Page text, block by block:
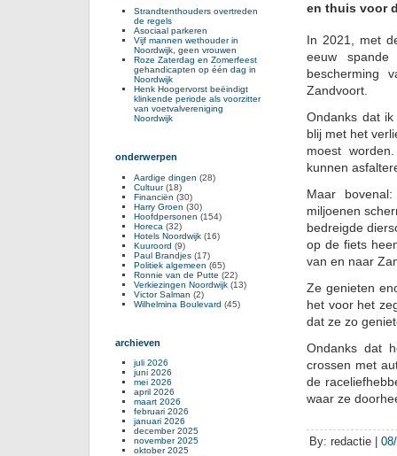
en thuis voor
In 2021, met
eeuw
bescherming
Zandvoort.
Ondanks dat
blij met het
moest
kunnen
Maar
miljoenen
bedreigde
op de fiets
van en naar
Ze genieten
het voor het
dat ze zo
Ondanks dat
crossen met
de
waar ze
By: redactie |
Strandtenthouders overtreden
de regels
Asociaal parkeren
Vijf mannen wethouder in
Noordwijk, geen vrouwen
Roze Zaterdag en Zomerfeest
gehandicapten op één dag in
Noordwijk
Henk Hoogervorst beëindigt
klinkende periode als voorzitter
van voetvalvereniging
Noordwijk
onderwerpen
Aardige dingen (28)
Cultuur(18)
Financiën (30)
Harry Groen (30)
Hoofdpersonen (154)
Horeca (32)
Hotels Noordwijk (16)
Kuuroord (9)
Paul Brandjes (17)
Politiek algemeen (65)
Ronnie van de Putte (22)
Verkiezingen Noordwijk (13)
Victor Salman (2)
Wilhelmina Boulevard (45)
archieven
juli 2026
juni 2026
mei 2026
april 2026
maart 2026
februari 2026
januari 2026
december 2025
november 2025
oktober 2025